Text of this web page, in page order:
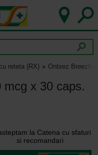
reteta (RX) Onbrez
mcg x 30 caps.
la Catena cu sfaturi
si recomandari